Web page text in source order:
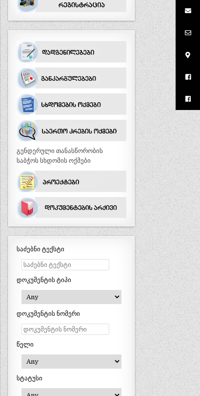
გენდერული თანასწორობის
საბჭოს სხდომის ოქმები
საძებნი ტექსტი
დოკუმენტის ტიპი
დოკუმენტის ნომერი
წელი
სტატუსი